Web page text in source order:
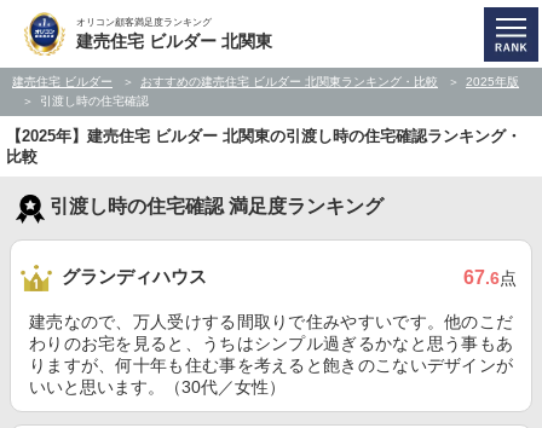
オリコン顧客満足度ランキング
建売住宅 ビルダー 北関東
建売住宅 ビルダー おすすめの建売住宅 ビルダー 北関東ランキング・比較
2025年版
引渡し時の住宅確認
【2025年】建売住宅 ビルダー 北関東の引渡し時の住宅確認ランキング・
比較
引渡し時の住宅確認 満足度ランキング
グランディハウス 67.6点
建売なので、万人受けする間取りで住みやすいです。他のこだ
わりのお宅を見ると、うちはシンプル過ぎるかなと思う事もあ
りますが、何十年も住む事を考えると飽きのこないデザインが
いいと思います。（30代／女性）